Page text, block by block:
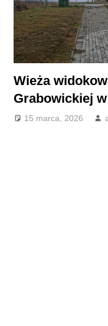
Wieża
Grabowickiej
15 marca, 2026